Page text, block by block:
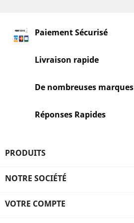
Paiement Sécurisé
Livraison rapide
De nombreuses marques
Réponses Rapides
PRODUITS
NOTRE SOCIÉTÉ
VOTRE COMPTE